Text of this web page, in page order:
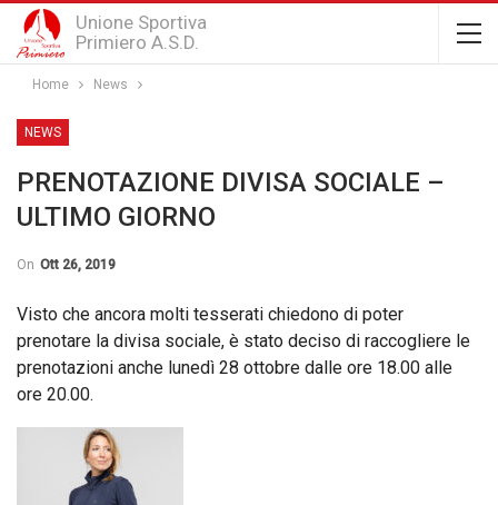
Unione Sportiva
Primiero A.S.D.
Home News
NEWS
PRENOTAZIONE DIVISA SOCIALE –
ULTIMO GIORNO
On Ott 26, 2019
Visto che ancora molti tesserati chiedono di poter
prenotare la divisa sociale, è stato deciso di raccogliere le
prenotazioni anche lunedì 28 ottobre dalle ore 18.00 alle
ore 20.00.